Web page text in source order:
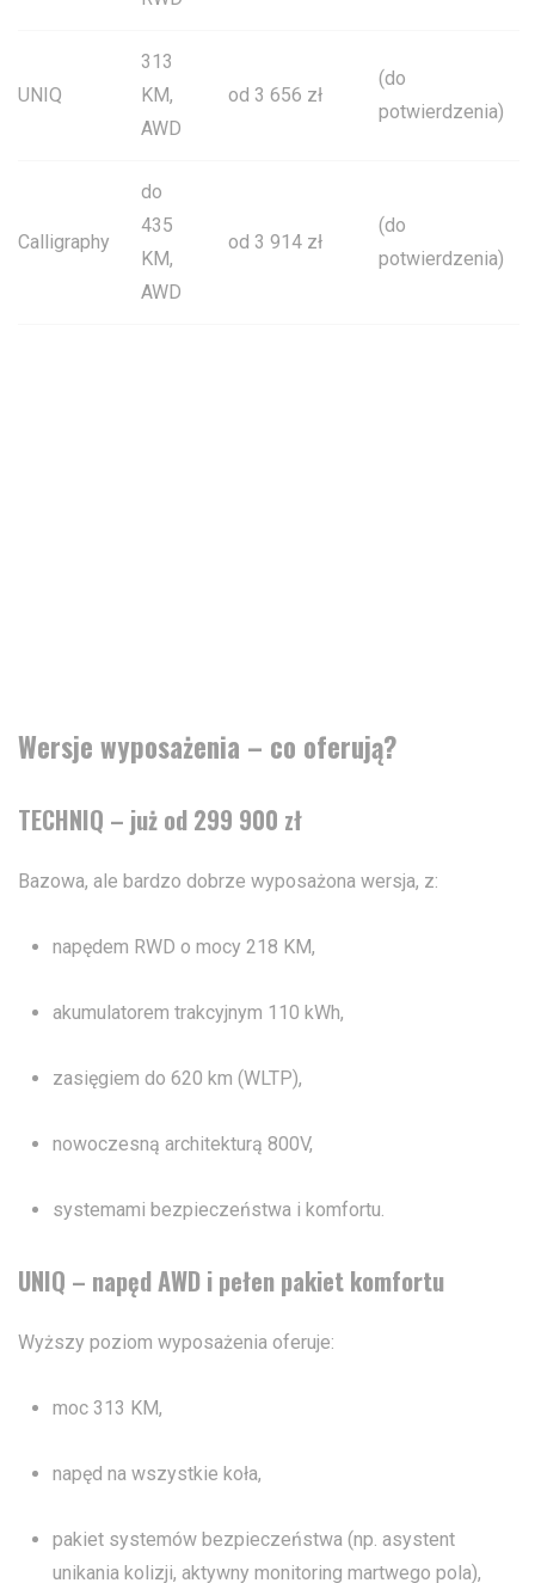
UNIQ
313
KM,
AWD
od 3 656 zł
(do
potwierdzenia)
Calligraphy
do
435
KM,
AWD
od 3 914 zł
(do
potwierdzenia)
Wersje wyposażenia – co oferują?
TECHNIQ – już od 299 900 zł
Bazowa, ale bardzo dobrze wyposażona wersja, z:
napędem RWD o mocy 218 KM,
akumulatorem trakcyjnym 110 kWh,
zasięgiem do 620 km (WLTP),
nowoczesną architekturą 800V,
systemami bezpieczeństwa i komfortu.
UNIQ – napęd AWD i pełen pakiet komfortu
Wyższy poziom wyposażenia oferuje:
moc 313 KM,
napęd na wszystkie koła,
pakiet systemów bezpieczeństwa (np. asystent
unikania kolizji, aktywny monitoring martwego pola),